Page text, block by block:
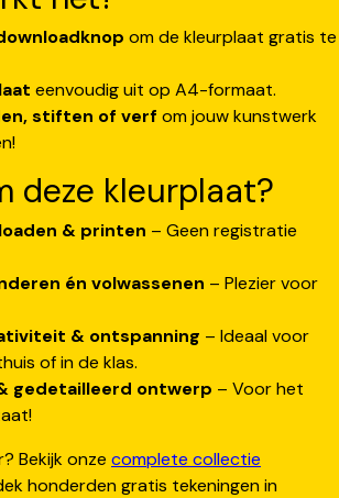
om de kleurplaat gratis te
eenvoudig uit op A4-formaat.
stiften of verf om jouw kunstwerk
deze kleurplaat?
& printen – Geen registratie
én volwassenen – Plezier voor
& ontspanning – Ideaal voor
of in de klas.
gedetailleerd ontwerp – Voor het
Bekijk onze complete collectie
honderden gratis tekeningen in